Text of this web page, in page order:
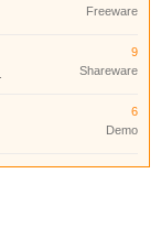
Freeware
9
Shareware
6
Demo